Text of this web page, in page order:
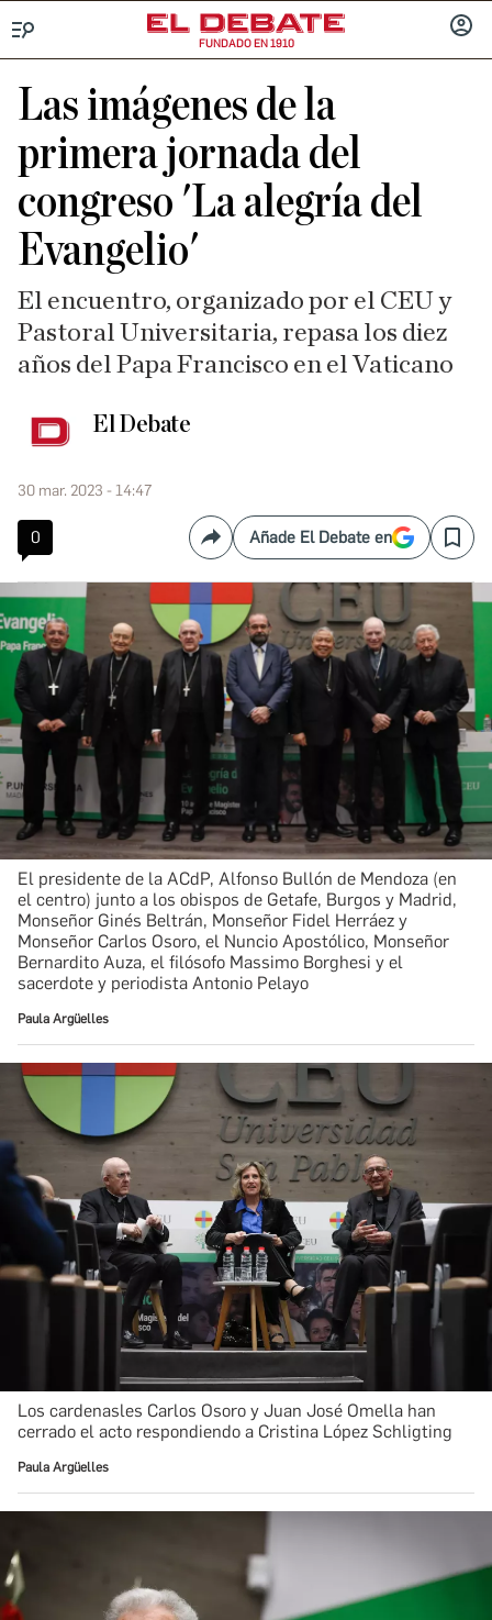
FUNDADO EN 1910
Las imágenes de la
primera jornada del
congreso 'La alegría del
Evangelio'
El encuentro, organizado por el CEU y
Pastoral Universitaria, repasa los diez
años del Papa Francisco en el Vaticano
El Debate
30 mar. 2023 - 14:47
0 CompartirAñade El Debate en Save
El presidente de la ACdP, Alfonso Bullón de Mendoza (en
el centro) junto a los obispos de Getafe, Burgos y Madrid,
Monseñor Ginés Beltrán, Monseñor Fidel Herráez y
Monseñor Carlos Osoro, el Nuncio Apostólico, Monseñor
Bernardito Auza, el filósofo Massimo Borghesi y el
sacerdote y periodista Antonio Pelayo
Paula Argüelles
Los cardenasles Carlos Osoro y Juan José Omella han
cerrado el acto respondiendo a Cristina López Schligting
Paula Argüelles